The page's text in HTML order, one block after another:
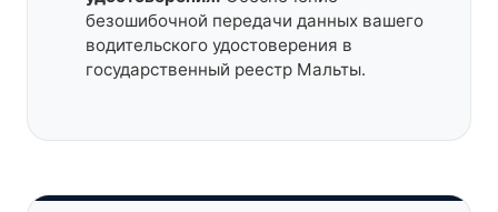
безошибочной передачи данных вашего
водительского удостоверения в
государственный реестр Мальты.